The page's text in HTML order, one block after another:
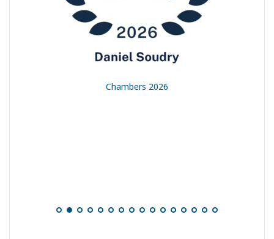
Chambers 2026